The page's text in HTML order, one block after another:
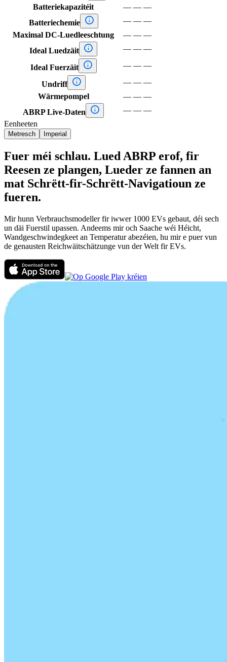
Batteriekapazitéit
— — —
Batteriechemie
 — — —
Maximal DC-Luedleeschtung
— — —
Ideal Luedzäit  — — —
Ideal Fuerzäit  — — —
Undriff  — — —
Wärmepompel
— — —
ABRP Live-Daten
 — — —
Eenheeten
Metresch Imperial
Fuer méi schlau. Lued ABRP erof, fir
Reesen ze plangen, Lueder ze fannen an
mat Schrëtt-fir-Schrëtt-Navigatioun ze
fueren.
Mir hunn Verbrauchsmodeller fir iwwer 1000 EVs gebaut, déi sech
un däi Fuerstil upassen. Andeems mir och Saache wéi Héicht,
Wandgeschwindegkeet an Temperatur abezéien, hu mir e puer vun
de genausten Reichwäitschätzunge vun der Welt fir EVs.